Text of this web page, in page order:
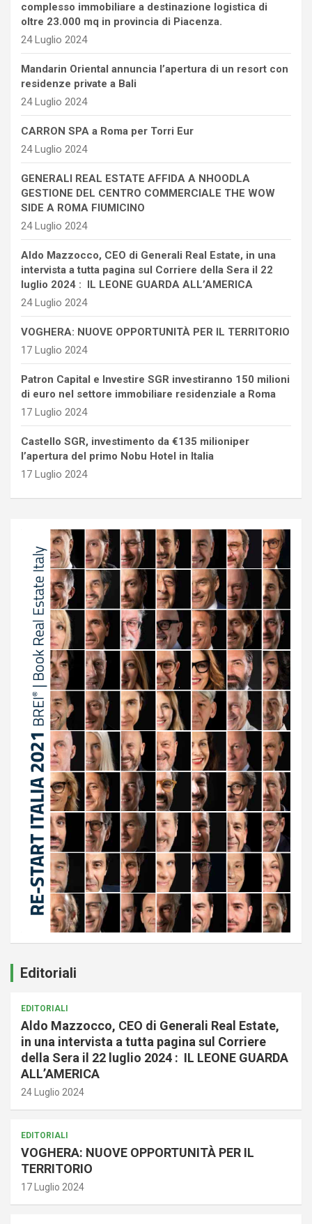
complesso immobiliare a destinazione logistica di
oltre 23.000 mq in provincia di Piacenza.
24 Luglio 2024
Mandarin Oriental annuncia l’apertura di un resort con
residenze private a Bali
24 Luglio 2024
CARRON SPA a Roma per Torri Eur
24 Luglio 2024
GENERALI REAL ESTATE AFFIDA A NHOODLA
GESTIONE DEL CENTRO COMMERCIALE THE WOW
SIDE A ROMA FIUMICINO
24 Luglio 2024
Aldo Mazzocco, CEO di Generali Real Estate, in una
intervista a tutta pagina sul Corriere della Sera il 22
luglio 2024 : IL LEONE GUARDA ALL’AMERICA
24 Luglio 2024
VOGHERA: NUOVE OPPORTUNITÀ PER IL TERRITORIO
17 Luglio 2024
Patron Capital e Investire SGR investiranno 150 milioni
di euro nel settore immobiliare residenziale a Roma
17 Luglio 2024
Castello SGR, investimento da €135 milioniper
l’apertura del primo Nobu Hotel in Italia
17 Luglio 2024
Editoriali
EDITORIALI
Aldo Mazzocco, CEO di Generali Real Estate,
in una intervista a tutta pagina sul Corriere
della Sera il 22 luglio 2024 : IL LEONE GUARDA
ALL’AMERICA
24 Luglio 2024
EDITORIALI
VOGHERA: NUOVE OPPORTUNITÀ PER IL
TERRITORIO
17 Luglio 2024